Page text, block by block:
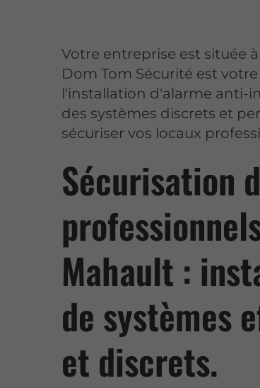
Votre entreprise est située
Dom Tom Sécurité est
l'installation d'alarme anti-
des systèmes discrets et
sécuriser vos locaux
Sécurisation
Mahault :
de systèmes
et discrets.